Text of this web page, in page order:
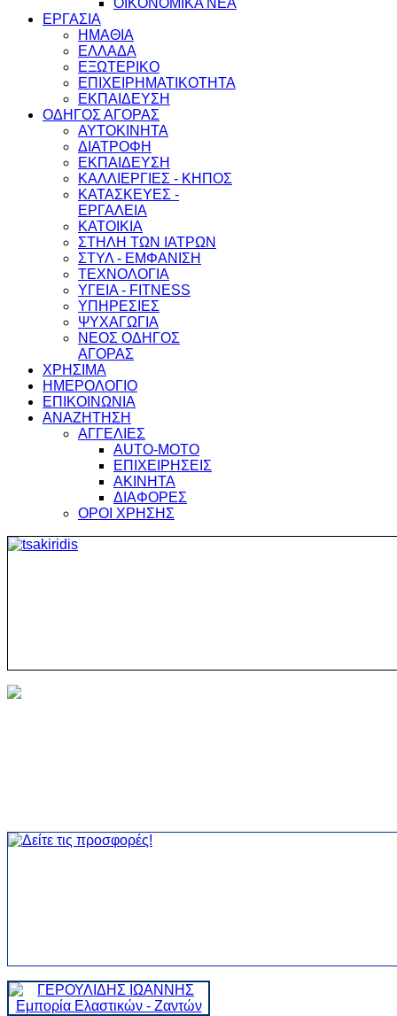
ΟΙΚΟΝΟΜΙΚΑ ΝΕΑ
ΕΡΓΑΣΙΑ
ΗΜΑΘΙΑ
ΕΛΛΑΔΑ
ΕΞΩΤΕΡΙΚΟ
ΕΠΙΧΕΙΡΗΜΑΤΙΚΟΤΗΤΑ
ΕΚΠΑΙΔΕΥΣΗ
ΟΔΗΓΟΣ ΑΓΟΡΑΣ
ΑΥΤΟΚΙΝΗΤΑ
ΔΙΑΤΡΟΦΗ
ΕΚΠΑΙΔΕΥΣΗ
ΚΑΛΛΙΕΡΓΙΕΣ - ΚΗΠΟΣ
ΚΑΤΑΣΚΕΥΕΣ -
ΕΡΓΑΛΕΙΑ
ΚΑΤΟΙΚΙΑ
ΣΤΗΛΗ ΤΩΝ ΙΑΤΡΩΝ
ΣΤΥΛ - ΕΜΦΑΝΙΣΗ
ΤΕΧΝΟΛΟΓΙΑ
ΥΓΕΙΑ - FITNESS
ΥΠΗΡΕΣΙΕΣ
ΨΥΧΑΓΩΓΙΑ
ΝΕΟΣ ΟΔΗΓΟΣ
ΑΓΟΡΑΣ
ΧΡΗΣΙΜΑ
ΗΜΕΡΟΛΟΓΙΟ
ΕΠΙΚΟΙΝΩΝΙΑ
ΑΝΑΖΗΤΗΣΗ
ΑΓΓΕΛΙΕΣ
AUTO-MOTO
ΕΠΙΧΕΙΡΗΣΕΙΣ
ΑΚΙΝΗΤΑ
ΔΙΑΦΟΡΕΣ
ΟΡΟΙ ΧΡΗΣΗΣ